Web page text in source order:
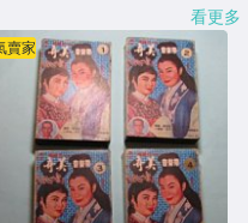
看更多
賣家